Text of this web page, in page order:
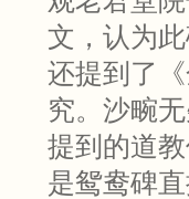
文，认为
还提到了
究。沙畹
提到的道
是鸳鸯碑